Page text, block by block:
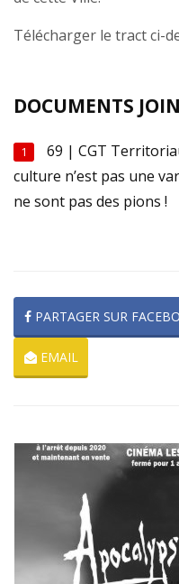
Télécharger le tract ci-
DOCUMENTS
1
69 | CGT
culture n’est pas une
ne sont pas des pions !
PARTAGER SUR
EMAIL